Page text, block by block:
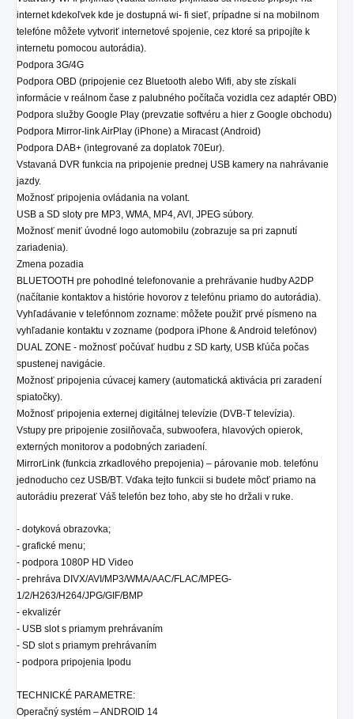
internet kdekoľvek kde je dostupná wi- fi sieť, prípadne si na mobilnom
telefóne môžete vytvoriť internetové spojenie, cez ktoré sa pripojíte k
internetu pomocou autorádia).
Podpora 3G/4G
Podpora OBD (pripojenie cez Bluetooth alebo Wifi, aby ste získali
informácie v reálnom čase z palubného počítača vozidla cez adaptér OBD)
Podpora služby Google Play (prevzatie softvéru a hier z Google obchodu)
Podpora Mirror-link AirPlay (iPhone) a Miracast (Android)
Podpora DAB+ (integrované za doplatok 70Eur).
Vstavaná DVR funkcia na pripojenie prednej USB kamery na nahrávanie
jazdy.
Možnosť pripojenia ovládania na volant.
USB a SD sloty pre MP3, WMA, MP4, AVI, JPEG súbory.
Možnosť meniť úvodné logo automobilu (zobrazuje sa pri zapnutí
zariadenia).
Zmena pozadia
BLUETOOTH pre pohodlné telefonovanie a prehrávanie hudby A2DP
(načítanie kontaktov a histórie hovorov z telefónu priamo do autorádia).
Vyhľadávanie v telefónnom zozname: môžete použiť prvé písmeno na
vyhľadanie kontaktu v zozname (podpora iPhone & Android telefónov)
DUAL ZONE - možnosť počúvať hudbu z SD karty, USB kľúča počas
spustenej navigácie.
Možnosť pripojenia cúvacej kamery (automatická aktivácia pri zaradení
spiatočky).
Možnosť pripojenia externej digitálnej televízie (DVB-T televízia).
Vstupy pre pripojenie zosilňovača, subwoofera, hlavových opierok,
externých monitorov a podobných zariadení.
MirrorLink (funkcia zrkadlového prepojenia) – párovanie mob. telefónu
jednoducho cez USB/BT. Vďaka tejto funkcii si budete môcť priamo na
autorádiu prezerať Váš telefón bez toho, aby ste ho držali v ruke.
- dotyková obrazovka;
- grafické menu;
- podpora 1080P HD Video
- prehráva DIVX/AVI/MP3/WMA/AAC/FLAC/MPEG-
1/2/H263/H264/JPG/GIF/BMP
- ekvalizér
- USB slot s priamym prehrávaním
- SD slots priamym prehrávaním
- podpora pripojenia Ipodu
TECHNICKÉ PARAMETRE:
Operačný systém – ANDROID 14